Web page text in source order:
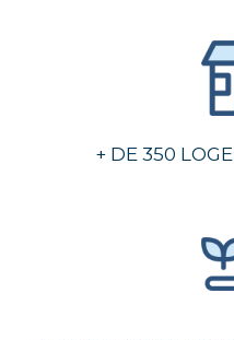
+ DE 350